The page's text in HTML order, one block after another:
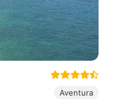
Aventura